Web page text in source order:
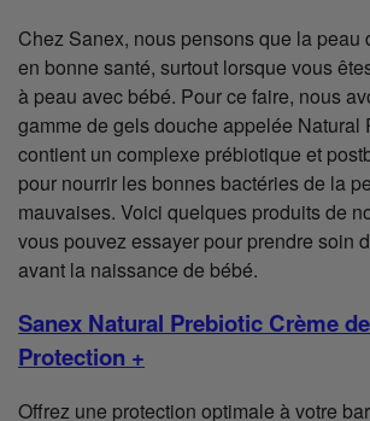
Chez Sanex, nous pensons que la peau
en bonne santé, surtout lorsque vous
à peau avec bébé. Pour ce faire, nous
gamme de gels douche appelée Natural
contient un complexe prébiotique et
pour nourrir les bonnes bactéries de la
mauvaises. Voici quelques produits de
vous pouvez essayer pour prendre soin
avant la naissance de bébé.
Sanex Natural Prebiotic Crème
Protection +
Offrez une protection optimale à votre